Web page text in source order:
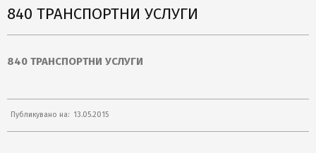
840 ТРАНСПОРТНИ УСЛУГИ
840 ТРАНСПОРТНИ УСЛУГИ
Публикувано на: 13.05.2015